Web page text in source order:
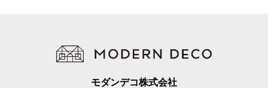
モダンデコ株式会社